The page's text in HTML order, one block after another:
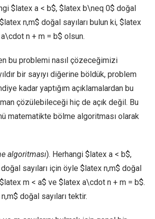
$latex a < b$, $latex b\neq 0$ doğal
n,m$ doğal sayıları bulun ki, $latex
n + m = b$ olsun.
bu problemi nasıl çözeceğimizi
bir sayıyı diğerine böldük, problem
kadar yaptığım açıklamalardan bu
çözülebileceği hiç de açık değil. Bu
matematikte bölme algoritması olarak
algoritması). Herhangi $latex a < b$,
sayıları için öyle $latex n,m$ doğal
$latex m < a$ ve $latex a\cdot n + m = b$.
doğal sayıları tektir.